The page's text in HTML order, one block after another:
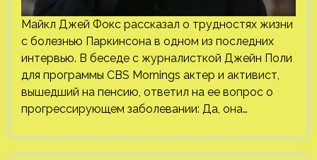
Майкл Джей Фокс рассказал о трудностях жизни
с болезнью Паркинсона в одном из последних
интервью. В беседе с журналисткой Джейн Поли
для программы CBS Mornings актер и активист,
вышедший на пенсию, ответил на ее вопрос о
прогрессирующем заболевании: Да, она…